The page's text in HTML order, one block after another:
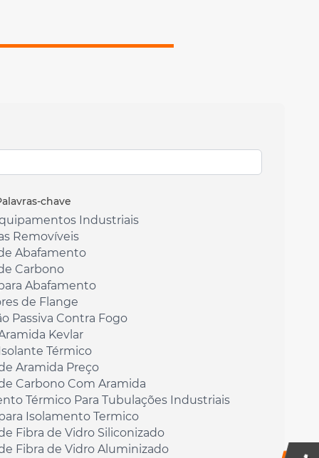
chave
Industriais
Removíveis
Abafamento
Carbono
Abafamento
de Flange
Passiva Contra Fogo
Kevlar
Térmico
Aramida Preço
Carbono Com Aramida
Térmico Para Tubulações Industriais
Isolamento Termico
Fibra de Vidro Siliconizado
Fibra de Vidro Aluminizado